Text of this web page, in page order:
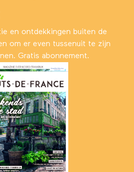
en ontdekkingen buiten de
om er even tussenuit te zijn
Gratis abonnement.